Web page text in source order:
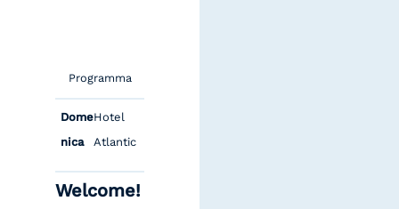
Programma
Dome
nica
Hotel
Atlantic
Welcome!